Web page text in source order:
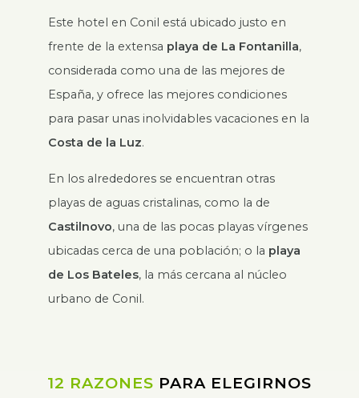
Este hotel en Conil está ubicado justo en
frente de la extensa playa de La Fontanilla,
considerada como una de las mejores de
España, y ofrece las mejores condiciones
para pasar unas inolvidables vacaciones en la
Costa de la Luz.
En los alrededores se encuentran otras
playas de aguas cristalinas, como la de
Castilnovo, una de las pocas playas vírgenes
ubicadas cerca de una población; o la playa
de Los Bateles, la más cercana al núcleo
urbano de Conil.
12 RAZONES PARA ELEGIRNOS